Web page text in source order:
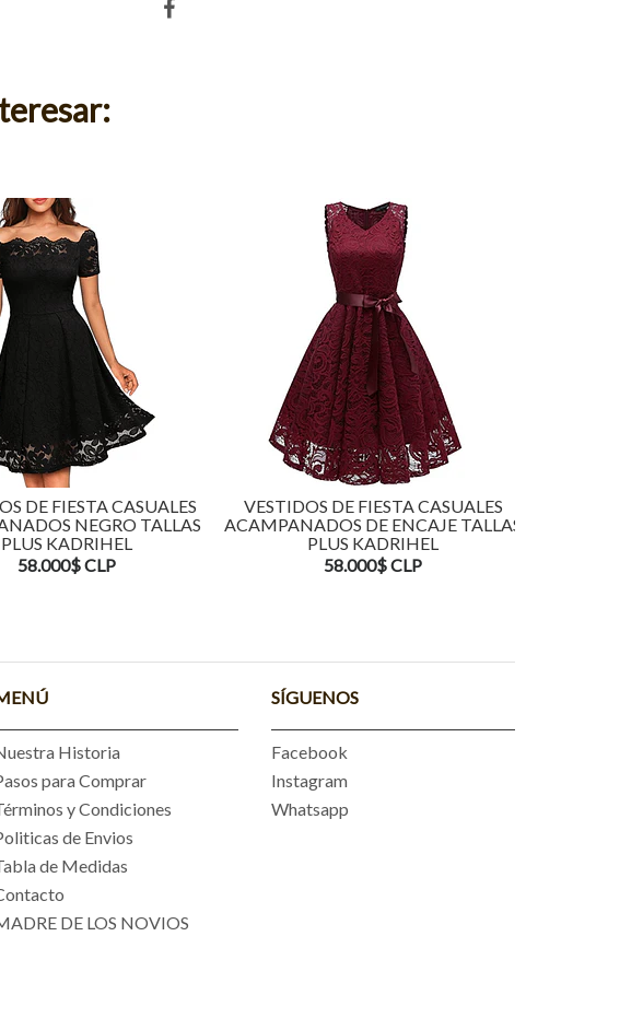
DE FIESTA CASUALES
NEGRO TALLAS
PLUS KADRIHEL
58.000$ CLP
VESTIDOS DE FIESTA CASUALES
ACAMPANADOS DE ENCAJE TALLAS
PLUS KADRIHEL
58.000$ CLP
Historia
para Comprar
y Condiciones
de Envios
de Medidas
DE LOS NOVIOS
SÍGUENOS
Facebook
Instagram
Whatsapp